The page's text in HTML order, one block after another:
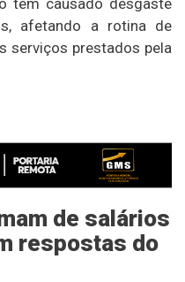
afetando a rotina de
serviços prestados pela
de salários
respostas do